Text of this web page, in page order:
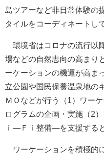
島ツアーなど非日常体験の
タイルをコーディネートし
環境省はコロナの流行以
場などの自然志向の高まり
ーケーションの機運が高ま
立公園や国民保養温泉地の
ＭＯなどが行う（1）ワー
ログラムの企画・実施（2
ｉ―Ｆｉ整備―を支援する
ワーケーションを積極的